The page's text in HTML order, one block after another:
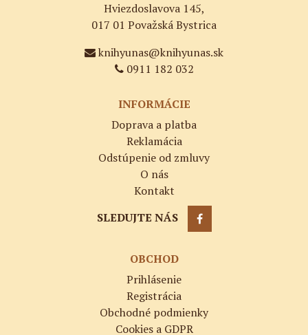
Hviezdoslavova 145,
017 01 Považská Bystrica
knihyunas@knihyunas.sk
0911 182 032
INFORMÁCIE
Doprava a platba
Reklamácia
Odstúpenie od zmluvy
O nás
Kontakt
SLEDUJTE NÁS
OBCHOD
Prihlásenie
Registrácia
Obchodné podmienky
Cookies a GDPR